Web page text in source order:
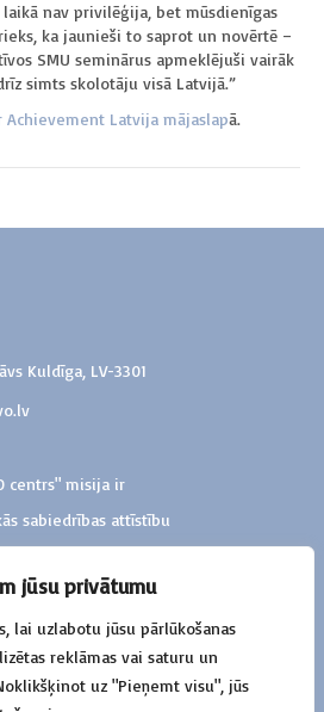
jūsu privātumu
lai uzlabotu jūsu pārlūkošanas
reklāmas vai saturu un
uz "Pieņemt visu", jūs
laikā nav privilēģija, bet mūsdienīgas
ka jaunieši to saprot un novērtē –
SMU seminārus apmeklējuši vairāk
simts skolotāju visā Latvijā.”
Achievement Latvija mājaslapā.
Kuldīga, LV-3301
centrs" misija ir
sabiedrības attīstību
centrs"
atbalstam